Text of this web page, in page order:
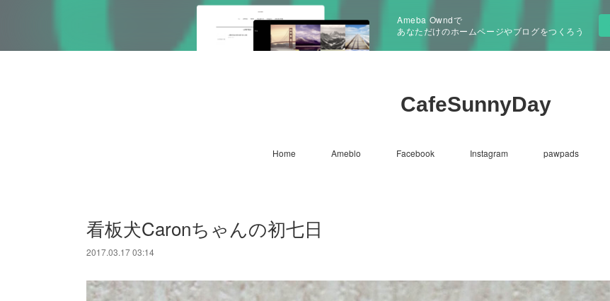
Ameba Owndで
あなただけのホームページやブログをつくろう
CafeSunnyDay
Home Ameblo Facebook Instagram pawpads
看板犬Caronちゃんの初七日
2017.03.17 03:14